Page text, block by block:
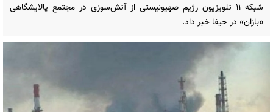
شبکه ۱۱ تلویزیون رژیم صهیونیستی از آتش‌سوزی در مجتمع پالایشگاهی
«بازان» در حیفا خبر داد.